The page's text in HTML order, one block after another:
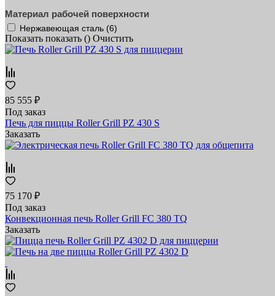
Материал рабочей поверхности
Нержавеющая сталь (6)
Показать показать () Очистить
85 555 ₽
Под заказ
Печь для пиццы Roller Grill PZ 430 S
Заказать
75 170 ₽
Под заказ
Конвекционная печь Roller Grill FC 380 TQ
Заказать